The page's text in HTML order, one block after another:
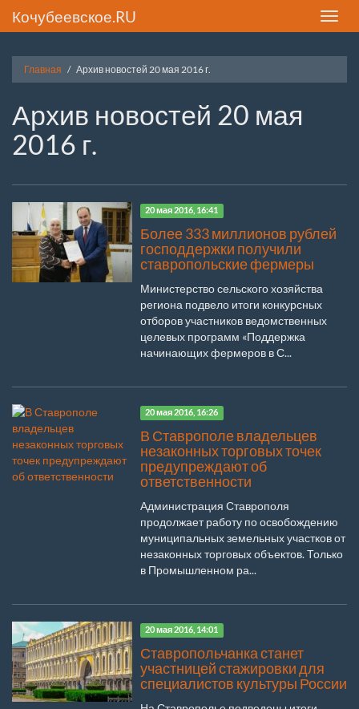
Toggle
Кочубеевское.RU
Главная Архив новостей 20 мая 2016 г.
Архив новостей 20 мая
2016 г.
20 мая 2016, 16:41
Более 333 миллионов рублей
господдержки получили
ставропольские фермеры
Министерство сельского хозяйства
региона подвело итоги конкурсных
отборов участников ведомственных
целевых программ «Поддержка
начинающих фермеров в С...
20 мая 2016, 16:26
В Ставрополе владельцев
незаконных торговых точек
предупреждают об
ответственности
Администрация Ставрополя
продолжает работу по освобождению
муниципальных земельных участков от
незаконных торговых объектов. Только
в Промышленном ра...
20 мая 2016, 14:01
Ставропольчанка станет
участницей стажировки для
специалистов культуры России